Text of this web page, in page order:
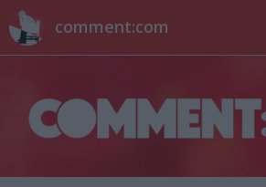
comment:com